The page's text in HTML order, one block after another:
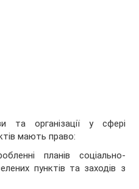
та організації у сфері
мають право:
планів соціально-
пунктів та заходів з